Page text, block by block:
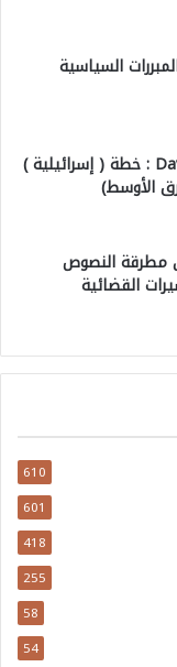
السياسية
ممر داوود David’s Corrido : خطة ( إسرائيلية )
الأوسط)
مطرقة النصوص
القضائية
610
601
418
255
58
54